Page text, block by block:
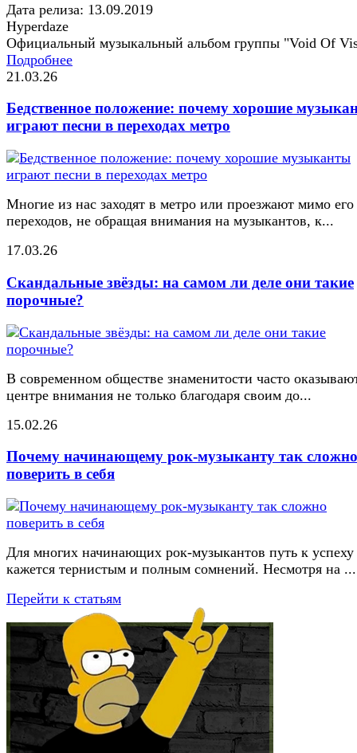
Дата релиза: 13.09.2019
Hyperdaze
Официальный музыкальный альбом группы "Void Of
Подробнее
21.03.26
Бедственное положение: почему хорошие
играют песни в переходах метро
Многие из нас заходят в метро или проезжают мимо его
переходов, не обращая внимания на музыкантов, к...
17.03.26
Скандальные звёзды: на самом ли деле они такие
порочные?
В современном обществе знаменитости часто
центре внимания не только благодаря своим до...
15.02.26
Почему начинающему рок-музыканту так сложно
поверить в себя
Для многих начинающих рок-музыкантов путь к успеху
кажется тернистым и полным сомнений. Несмотря на ...
Перейти к статьям